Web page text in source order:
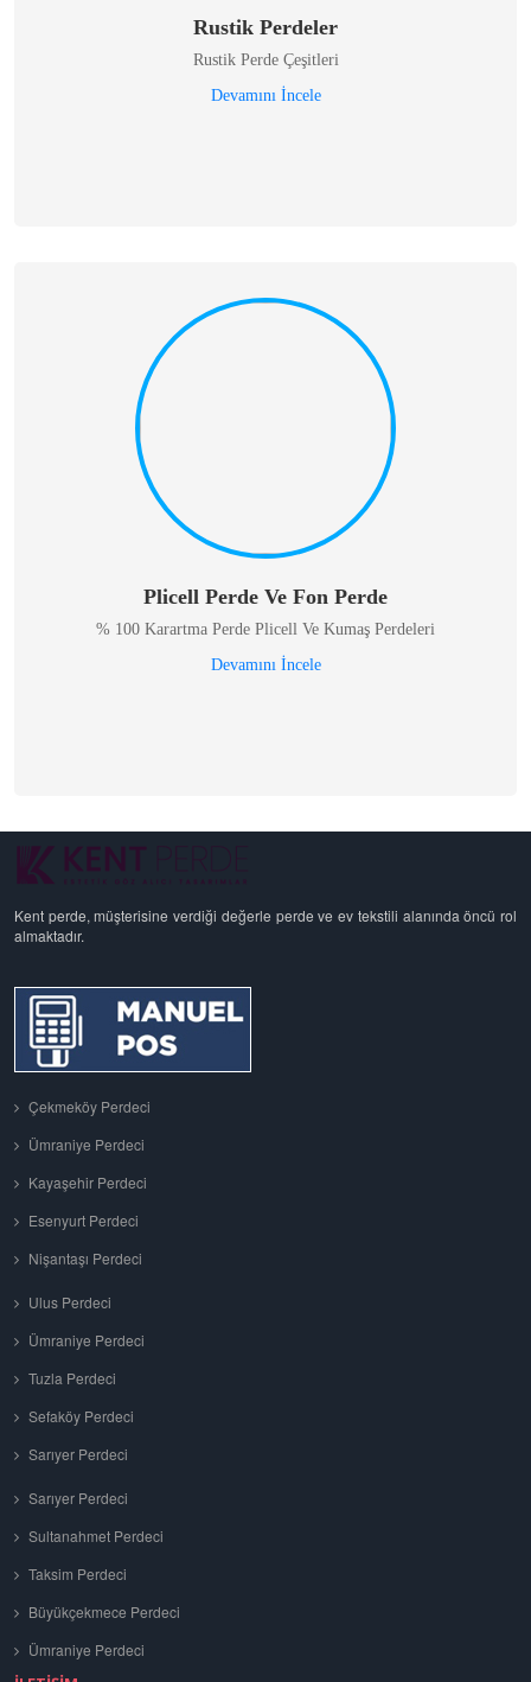
Rustik Perdeler
Rustik Perde Çeşitleri
Devamını İncele
Plicell Perde Ve Fon Perde
% 100 Karartma Perde Plicell Ve Kumaş Perdeleri
Devamını İncele
Kent perde, müşterisine verdiği değerle perde ve ev tekstili alanında öncü rol
almaktadır.
Çekmeköy Perdeci
Ümraniye Perdeci
Kayaşehir Perdeci
Esenyurt Perdeci
Nişantaşı Perdeci
Ulus Perdeci
Ümraniye Perdeci
Tuzla Perdeci
Sefaköy Perdeci
Sarıyer Perdeci
Sarıyer Perdeci
Sultanahmet Perdeci
Taksim Perdeci
Büyükçekmece Perdeci
Ümraniye Perdeci